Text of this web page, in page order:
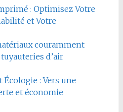
: Optimisez Votre
et Votre
couramment
d’air
: Vers une
et économie